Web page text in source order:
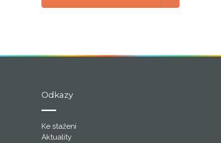
Odkazy
Ke stažení
Aktuality